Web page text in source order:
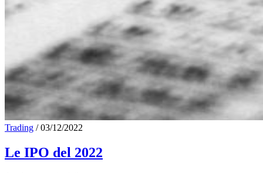
Trading / 03/12/2022
Le IPO del 2022